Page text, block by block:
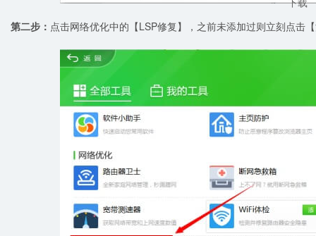
第二步： 点击网络优化中的【LSP修复】，之前未添加过则立刻点击